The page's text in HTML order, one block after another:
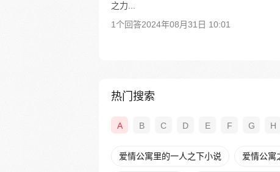
之力...
1个回答2024年08月31日 10:01
热门搜索
A B C D E F G H
爱情公寓里的一人之下小说 爱情公寓